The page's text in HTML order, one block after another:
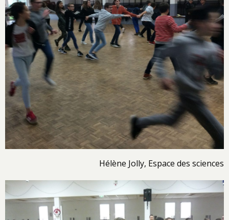
Hélène Jolly, Espace des sciences